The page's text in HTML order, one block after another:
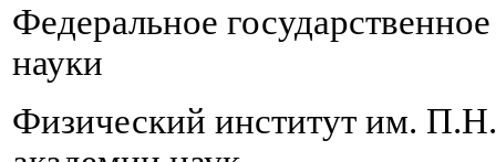
Федеральное
науки
Физический институт им.